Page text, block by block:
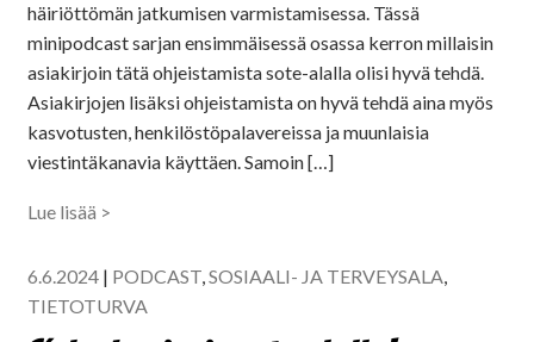
häiriöttömän jatkumisen varmistamisessa. Tässä
minipodcast sarjan ensimmäisessä osassa kerron millaisin
asiakirjoin tätä ohjeistamista sote-alalla olisi hyvä tehdä.
Asiakirjojen lisäksi ohjeistamista on hyvä tehdä aina myös
kasvotusten, henkilöstöpalavereissa ja muunlaisia
viestintäkanavia käyttäen. Samoin […]
Lue lisää >
6.6.2024 | PODCAST,SOSIAALI- JA TERVEYSALA,
TIETOTURVA